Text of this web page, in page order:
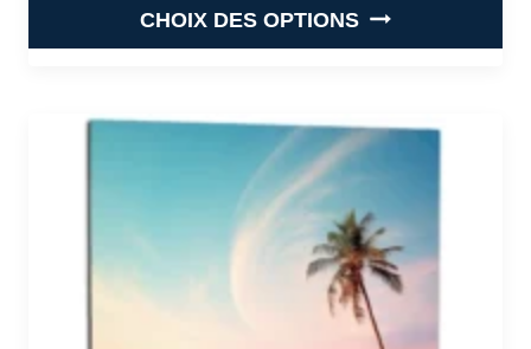
CHOIX DES OPTIONS
a
plusieurs
variations.
options
peuvent